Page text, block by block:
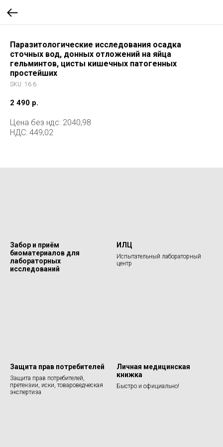
Паразитологические исследования осадка
сточных вод, донных отложений на яйца
гельминтов, цисты кишечных патогенных
простейших
SKU: 16.6
2 490 р.
Цена без ндс: 2040,98
НДС: 449,02
Забор и приём
биоматериалов для
лабораторных
исследований
ИЛЦ
Испытательный лабораторный
центр
Защита прав потребителей
Защита прав потребителей,
претензии, иски, товароведческая
экспертиза
Личная медицинская
книжка
Быстро и официально!